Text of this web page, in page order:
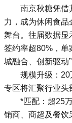
南京秋糖凭借
力，成为休闲食
舞台。往届数据显
签约率超80%，单
城融合、创新驱动
规模升级：
专区将汇聚行业头
*匹配：超25
销商、商超及餐饮